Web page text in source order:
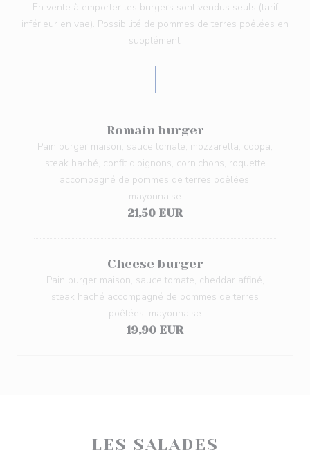
En vente à emporter les burgers sont vendus seuls (tarif
inférieur en vae). Possibilité de pommes de terres poêlées en
supplément.
Romain burger
Pain burger maison, sauce tomate, mozzarella, coppa,
steak haché, confit d'oignons, cornichons, roquette
accompagné de pommes de terres poêlées,
mayonnaise
21,50 EUR
Cheese burger
Pain burger maison, sauce tomate, cheddar affiné,
steak haché accompagné de pommes de terres
poêlées, mayonnaise
19,90 EUR
LES SALADES